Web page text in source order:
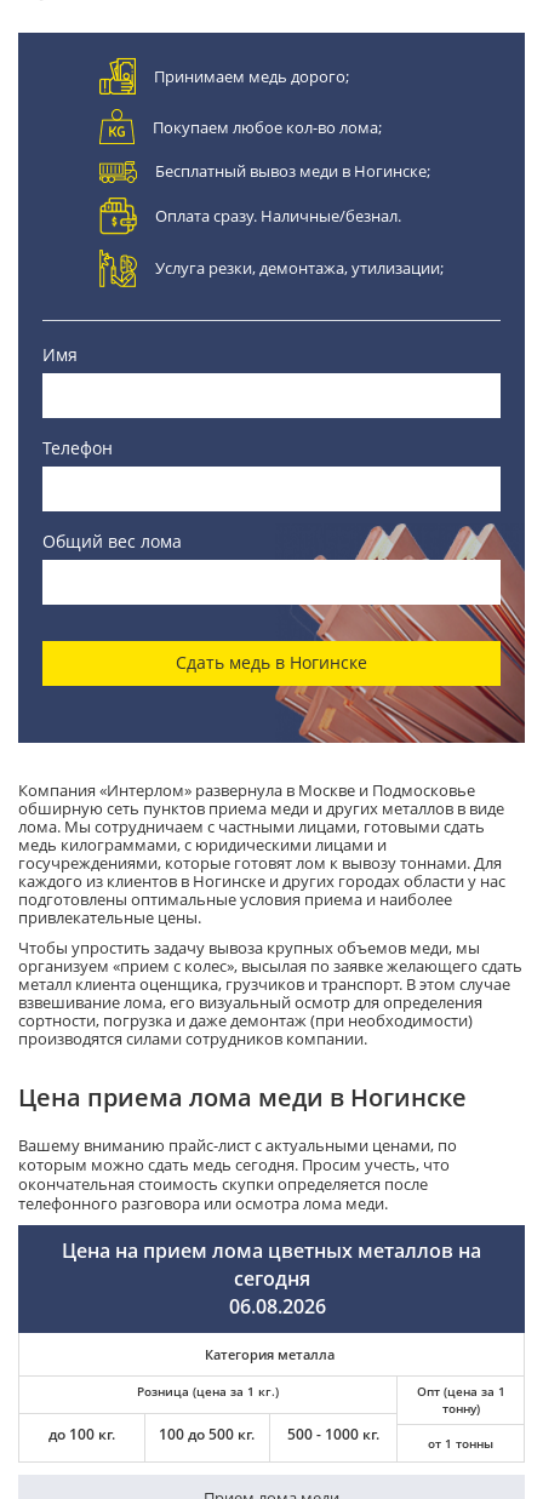
Принимаем медь дорого;
Покупаем любое кол-во лома;
Бесплатный вывоз меди в Ногинске;
Оплата сразу. Наличные/безнал.
Услуга резки, демонтажа, утилизации;
Имя
Телефон
Общий вес лома
Сдать медь в Ногинске
Компания «Интерлом» развернула в Москве и Подмосковье
обширную сеть пунктов приема меди и других металлов в виде
лома. Мы сотрудничаем с частными лицами, готовыми сдать
медь килограммами, с юридическими лицами и
госучреждениями, которые готовят лом к вывозу тоннами. Для
каждого из клиентов в Ногинске и других городах области у нас
подготовлены оптимальные условия приема и наиболее
привлекательные цены.
Чтобы упростить задачу вывоза крупных объемов меди, мы
организуем «прием с колес», высылая по заявке желающего сдать
металл клиента оценщика, грузчиков и транспорт. В этом случае
взвешивание лома, его визуальный осмотр для определения
сортности, погрузка и даже демонтаж (при необходимости)
производятся силами сотрудников компании.
Цена приема лома меди в Ногинске
Вашему вниманию прайс-лист с актуальными ценами, по
которым можно сдать медь сегодня. Просим учесть, что
окончательная стоимость скупки определяется после
телефонного разговора или осмотра лома меди.
Цена на прием лома цветных металлов на
сегодня
06.08.2026
Категория металла
Розница (цена за 1 кг.)
до 100 кг. 100 до 500 кг. 500 - 1000 кг.
Опт (цена за 1
тонну)
от 1 тонны